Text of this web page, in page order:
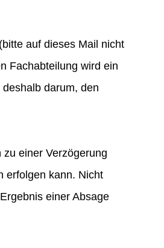
auf dieses Mail nicht
Fachabteilung wird ein
darum, den
einer Verzögerung
erfolgen kann. Nicht
einer Absage